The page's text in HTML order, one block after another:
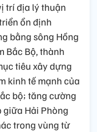
trí địa lý thuận
ổn định
bằng sông Hồng
Bắc Bộ, thành
tiêu xây dựng
kinh tế mạnh của
bộ; tăng cường
giữa Hải Phòng
trong vùng từ